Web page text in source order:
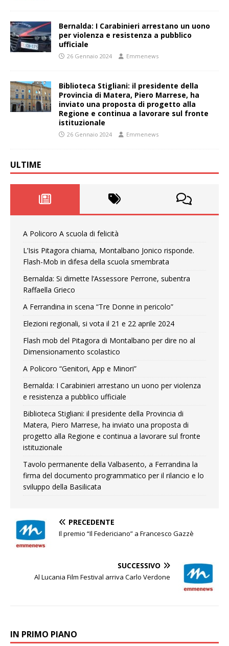
Bernalda: I Carabinieri arrestano un uono
per violenza e resistenza a pubblico
ufficiale
26 Gennaio 2024 Emmenews
Biblioteca Stigliani: il presidente della
Provincia di Matera, Piero Marrese, ha
inviato una proposta di progetto alla
Regione e continua a lavorare sul fronte
istituzionale
26 Gennaio 2024 Emmenews
ULTIME
A Policoro A scuola di felicità
L’Isis Pitagora chiama, Montalbano Jonico risponde.
Flash-Mob in difesa della scuola smembrata
Bernalda: Si dimette l’Assessore Perrone, subentra
Raffaella Grieco
A Ferrandina in scena “Tre Donne in pericolo”
Elezioni regionali, si vota il 21 e 22 aprile 2024
Flash mob del Pitagora di Montalbano per dire no al
Dimensionamento scolastico
A Policoro “Genitori, App e Minori”
Bernalda: I Carabinieri arrestano un uono per violenza
e resistenza a pubblico ufficiale
Biblioteca Stigliani: il presidente della Provincia di
Matera, Piero Marrese, ha inviato una proposta di
progetto alla Regione e continua a lavorare sul fronte
istituzionale
Tavolo permanente della Valbasento, a Ferrandina la
firma del documento programmatico per il rilancio e lo
sviluppo della Basilicata
PRECEDENTE
Il premio “Il Federiciano” a Francesco Gazzè
SUCCESSIVO
Al Lucania Film Festival arriva Carlo Verdone
IN PRIMO PIANO